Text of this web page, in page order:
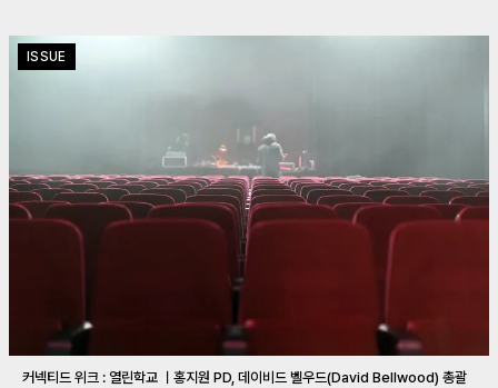
ISSUE
커넥티드 위크 : 열린학교 ㅣ홍지원 PD, 데이비드 벨우드(David Bellwood) 총괄